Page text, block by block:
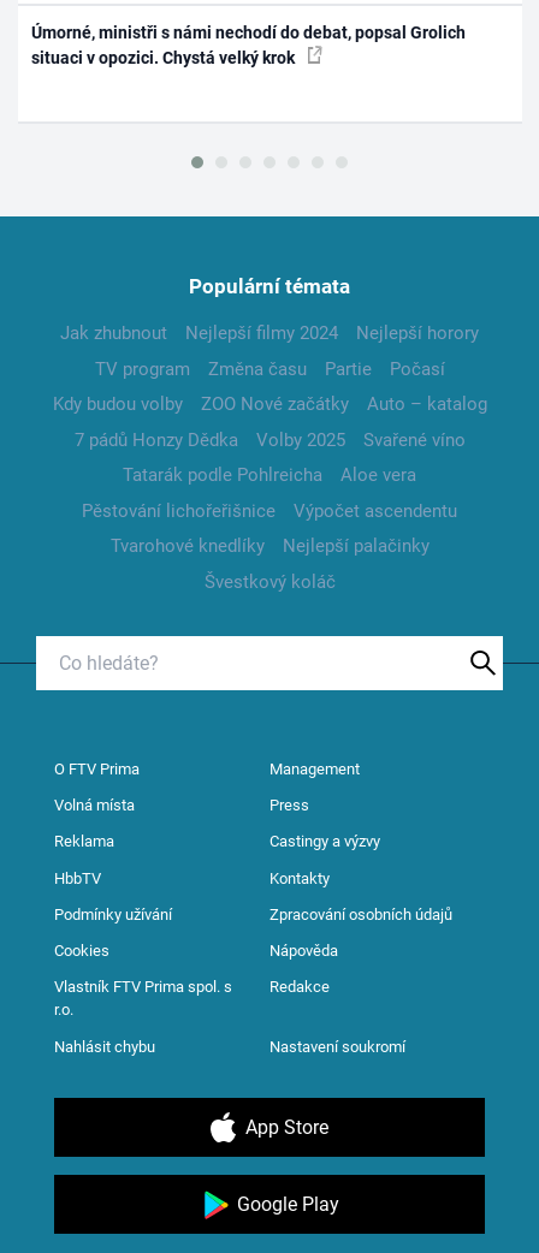
Úmorné, ministři s námi nechodí do debat, popsal Grolich
situaci v opozici. Chystá velký krok
Populární témata
Jak zhubnout Nejlepší filmy 2024
Nejlepší horory
TV program
Změna času Partie
Počasí
Kdy budou volby
ZOO Nové začátky
Auto – katalog
7 pádů Honzy Dědka
Volby 2025
Svařené víno
Tatarák podle Pohlreicha
Aloe vera
Pěstování lichořeřišnice
Výpočet ascendentu
Tvarohové knedlíky
Nejlepší palačinky
Švestkový koláč
O FTV Prima Management
Volná místa Press
Reklama Castingy a výzvy
HbbTV Kontakty
Podmínky užívání Zpracování osobních údajů
Cookies Nápověda
Vlastník FTV Prima spol. s
r.o.
Redakce
Nahlásit chybu Nastavení soukromí
App Store
Google Play